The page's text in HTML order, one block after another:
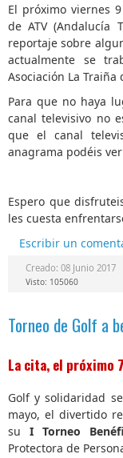
El próximo viernes
de ATV (Andalucía
reportaje sobre
actualmente se
Asociación La Traiña
Para que no haya
canal televisivo no
que el canal
anagrama podéis
Espero que
les cuesta
Escribir un
Creado: 08 Junio 2017
Visto: 105060
Torneo de Golf a
La cita, el próximo
Golf y solidaridad
mayo, el divertido
su I Torneo
Protectora de